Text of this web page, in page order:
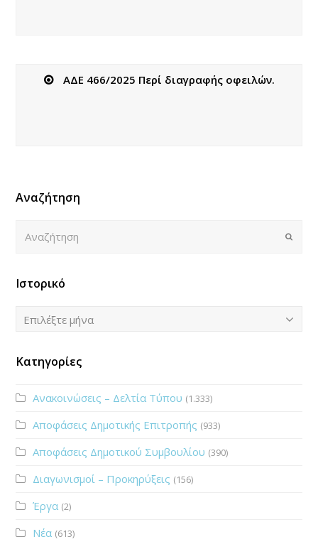
ΑΔΕ 466/2025 Περί διαγραφής οφειλών.
Αναζήτηση
Submit
Ιστορικό
Ιστορικό
Επιλέξτε μήνα
Κατηγορίες
Ανακοινώσεις – Δελτία Τύπου (1.333)
Αποφάσεις Δημοτικής Επιτροπής (933)
Αποφάσεις Δημοτικού Συμβουλίου (390)
Διαγωνισμοί – Προκηρύξεις (156)
Έργα (2)
Νέα (613)